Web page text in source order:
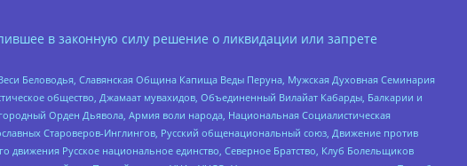
в законную силу решение о ликвидации или запрете
Беловодья, Славянская Община Капища Веды Перуна, Мужская Духовная Семинария
общество, Джамаат мувахидов, Объединенный Вилайат Кабарды, Балкарии и
Орден Дьявола, Армия воли народа, Национальная Социалистическая
Староверов-Инглингов, Русский общенациональный союз, Движение против
Русское национальное единство, Северное Братство, Клуб Болельщиков